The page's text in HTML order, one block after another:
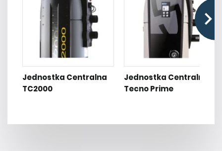
Jednostka Centralna
TC2000
Jednostka Centralna
Tecno Prime